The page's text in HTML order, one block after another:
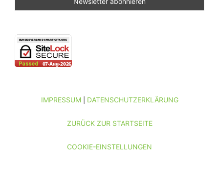
IMPRESSUM| DATENSCHUTZERKLÄRUNG
ZURÜCK ZUR STARTSEITE
COOKIE-EINSTELLUNGEN